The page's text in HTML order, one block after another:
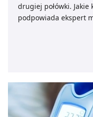
drugiej połówki. Jakie
podpowiada ekspert